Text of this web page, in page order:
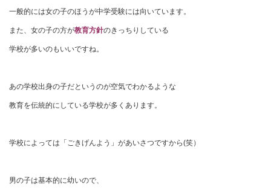
一般的には女の子のほうが中学受験には向いています。
また、女の子の方が教育方針のきっちりしている
学校が多いのもいいですね。
あの学校出身の子だというのが空気でわかるような
教育を伝統的にしている学校が多くあります。
学校によっては「ごきげんよう」があいさつですから(笑）
男の子は基本的に幼いので、